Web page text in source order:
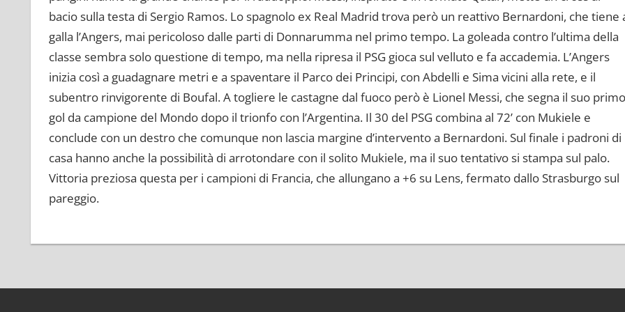
bacio sulla testa di Sergio Ramos. Lo spagnolo ex Real Madrid trova però un reattivo Bernardoni, che tiene
galla l’Angers, mai pericoloso dalle parti di Donnarumma nel primo tempo. La goleada contro l’ultima della
classe sembra solo questione di tempo, ma nella ripresa il PSG gioca sul velluto e fa accademia. L’Angers
inizia così a guadagnare metri e a spaventare il Parco dei Principi, con Abdelli e Sima vicini alla rete, e il
subentro rinvigorente di Boufal. A togliere le castagne dal fuoco però è Lionel Messi, che segna il suo primo
gol da campione del Mondo dopo il trionfo con l’Argentina. Il 30 del PSG combina al 72’ con Mukiele e
conclude con un destro che comunque non lascia margine d’intervento a Bernardoni. Sul finale i padroni di
casa hanno anche la possibilità di arrotondare con il solito Mukiele, ma il suo tentativo si stampa sul palo.
Vittoria preziosa questa per i campioni di Francia, che allungano a +6 su Lens, fermato dallo Strasburgo sul
pareggio.